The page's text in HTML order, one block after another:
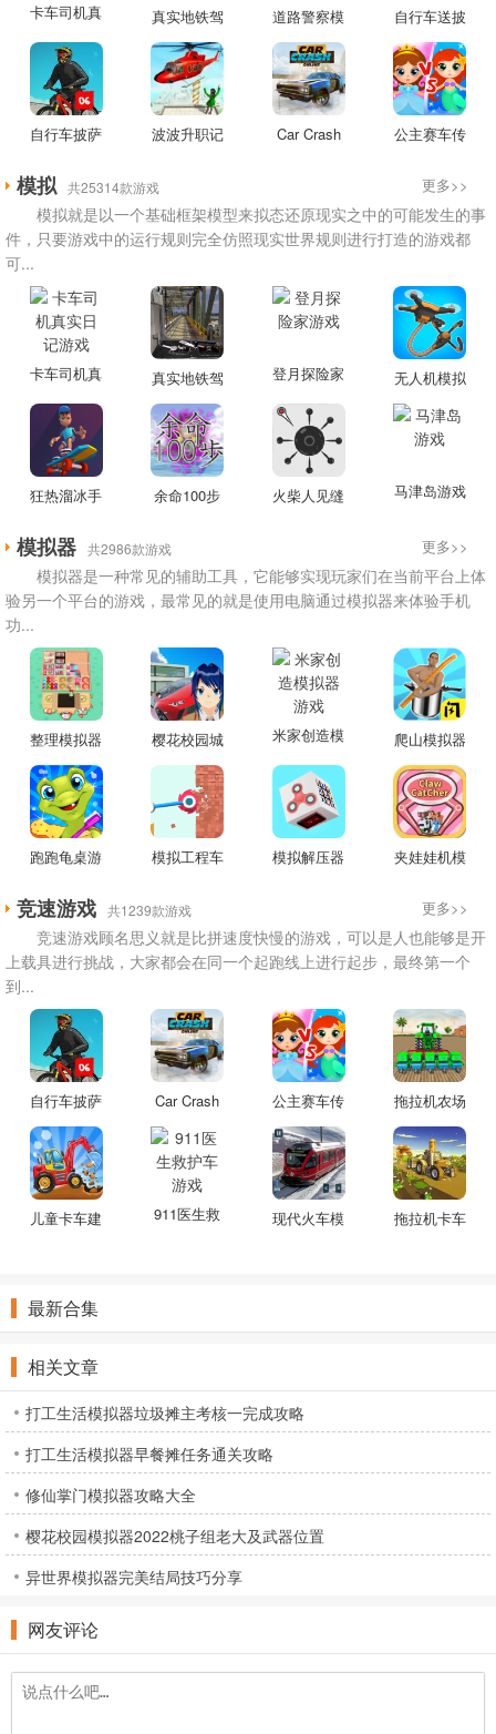
卡车司机真
实日记游戏
真实地铁驾
驶游戏
道路警察模
拟器游戏
自行车送披
萨游戏
自行车披萨
波波升职记
Car Crash
公主赛车传
模拟 共25314款游戏 更多>>
模拟就是以一个基础框架模型来拟态还原现实之中的可能发生的事
件，只要游戏中的运行规则完全仿照现实世界规则进行打造的游戏都
可...
卡车司机真
实日记游戏
真实地铁驾
驶游戏
登月探险家
游戏
无人机模拟
器游戏
狂热溜冰手
余命100步
火柴人见缝
马津岛游戏
模拟器 共2986款游戏 更多>>
模拟器是一种常见的辅助工具，它能够实现玩家们在当前平台上体
验另一个平台的游戏，最常见的就是使用电脑通过模拟器来体验手机
功...
整理模拟器
游戏
樱花校园城
市模拟器游
戏
米家创造模
拟器游戏
爬山模拟器
游戏
跑跑龟桌游
模拟工程车
模拟解压器
夹娃娃机模
竞速游戏 共1239款游戏 更多>>
竞速游戏顾名思义就是比拼速度快慢的游戏，可以是人也能够是开
上载具进行挑战，大家都会在同一个起跑线上进行起步，最终第一个
到...
自行车披萨
外卖员游戏
Car Crash
Forever
Online游戏
公主赛车传
奇游戏
拖拉机农场
驾驶3d游戏
儿童卡车建
911医生救
现代火车模
拖拉机卡车
最新合集
相关文章
打工生活模拟器垃圾摊主考核一完成攻略
打工生活模拟器早餐摊任务通关攻略
修仙掌门模拟器攻略大全
樱花校园模拟器2022桃子组老大及武器位置
异世界模拟器完美结局技巧分享
网友评论